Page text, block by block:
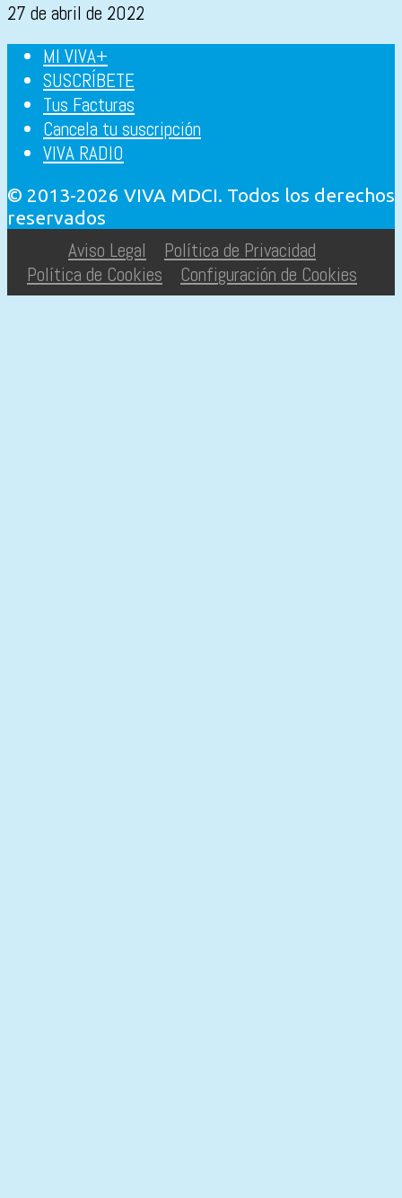
27 de abril de 2022
MI VIVA+
SUSCRÍBETE
Tus Facturas
Cancela tu suscripción
VIVA RADIO
© 2013-2026 VIVA MDCI. Todos los derechos
reservados
Aviso Legal
Política de Privacidad
Política de Cookies
Configuración de Cookies